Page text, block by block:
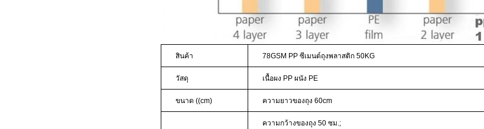
สินค้า 78GSM PP ซีเมนต์ถุงพลาสติก 50KG
วัสดุ เนื้อผง PP ผนัง PE
ขนาด ((cm) ความยาวของถุง 60cm
ความกว้างของถุง 50 ซม.;